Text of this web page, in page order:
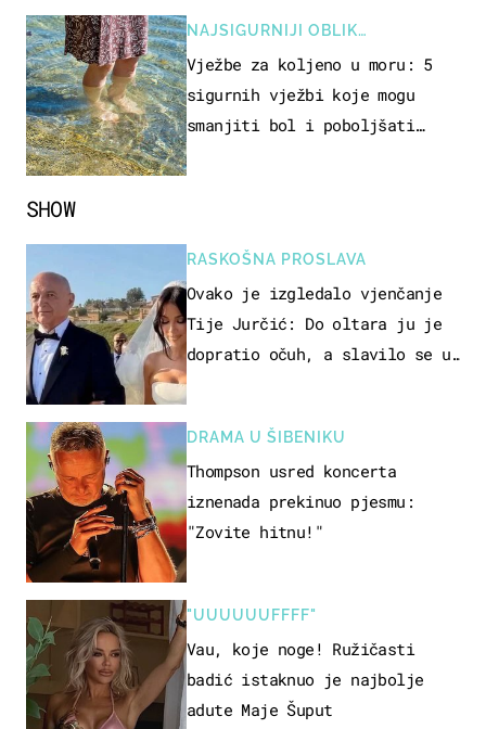
SHOW
RASKOŠNA PROSLAVA
Ovako je izgledalo vjenčanje
Tije Jurčić: Do oltara ju je
dopratio očuh, a slavilo se uz
DRAMA U ŠIBENIKU
Thompson usred koncerta
iznenada prekinuo pjesmu:
"Zovite hitnu!"
"UUUUUUFFFF"
Vau, koje noge! Ružičasti
badić istaknuo je najbolje
adute Maje Šuput
NAJSIGURNIJI OBLIK
REKREACIJE
Vježbe za koljeno u moru: 5
sigurnih vježbi koje mogu
smanjiti bol i poboljšati